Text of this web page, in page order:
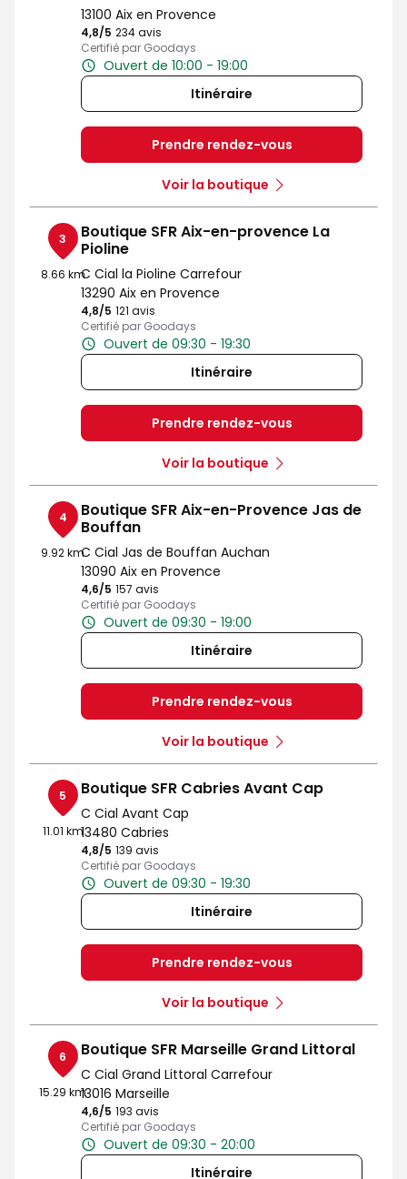
13100 Aix en Provence
4,8/5 Note de 4.8 sur 5
234 avis
Certifié par Goodays
Ouvert de 10:00 - 19:00
Itinéraire
Prendre rendez-vous
Voir la boutique
3
8.66 km
Boutique SFR Aix-en-provence La
Pioline
C Cial la Pioline Carrefour
13290 Aix en Provence
4,8/5 Note de 4.8 sur 5
121 avis
Certifié par Goodays
Ouvert de 09:30 - 19:30
Itinéraire
Prendre rendez-vous
Voir la boutique
4
9.92 km
Boutique SFR Aix-en-Provence Jas de
Bouffan
C Cial Jas de Bouffan Auchan
13090 Aix en Provence
4,6/5 Note de 4.6 sur 5
157 avis
Certifié par Goodays
Ouvert de 09:30 - 19:00
Itinéraire
Prendre rendez-vous
Voir la boutique
5
11.01 km
Boutique SFR Cabries Avant Cap
C Cial Avant Cap
13480 Cabries
4,8/5 Note de 4.8 sur 5
139 avis
Certifié par Goodays
Ouvert de 09:30 - 19:30
Itinéraire
Prendre rendez-vous
Voir la boutique
6
15.29 km
Boutique SFR Marseille Grand Littoral
C Cial Grand Littoral Carrefour
13016 Marseille
4,6/5 Note de 4.6 sur 5
193 avis
Certifié par Goodays
Ouvert de 09:30 - 20:00
Itinéraire